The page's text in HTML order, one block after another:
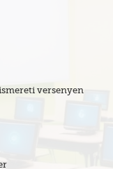
versenyen